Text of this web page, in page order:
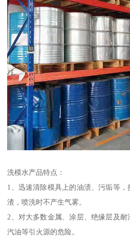
洗模水产品特点：
1、迅速清除模具上的油渍、污垢等
渣，喷洗时不产生气雾。
2、对大多数金属、涂层、绝缘层及
汽油等引火源的危险。